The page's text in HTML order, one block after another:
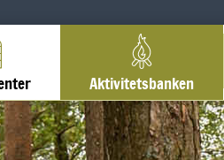
Aktivitetsbanken